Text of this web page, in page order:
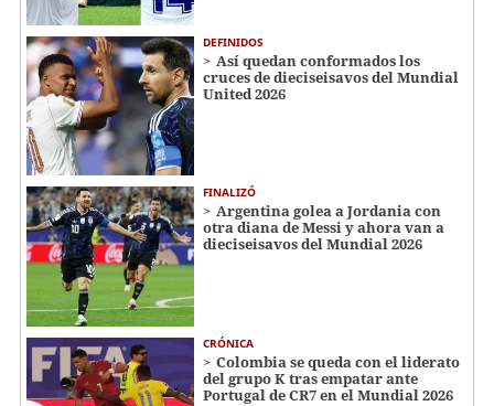
DEFINIDOS
Así quedan conformados los
cruces de dieciseisavos del Mundial
United 2026
FINALIZÓ
Argentina golea a Jordania con
otra diana de Messi y ahora van a
dieciseisavos del Mundial 2026
CRÓNICA
Colombia se queda con el liderato
del grupo K tras empatar ante
Portugal de CR7 en el Mundial 2026